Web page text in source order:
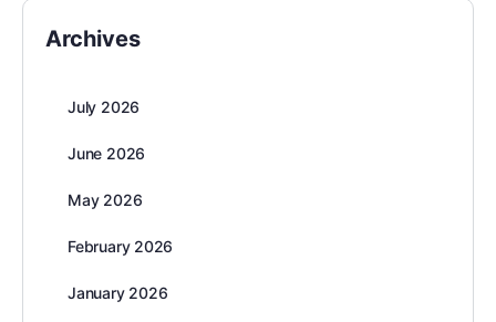
Archives
July 2026
June 2026
May 2026
February 2026
January 2026